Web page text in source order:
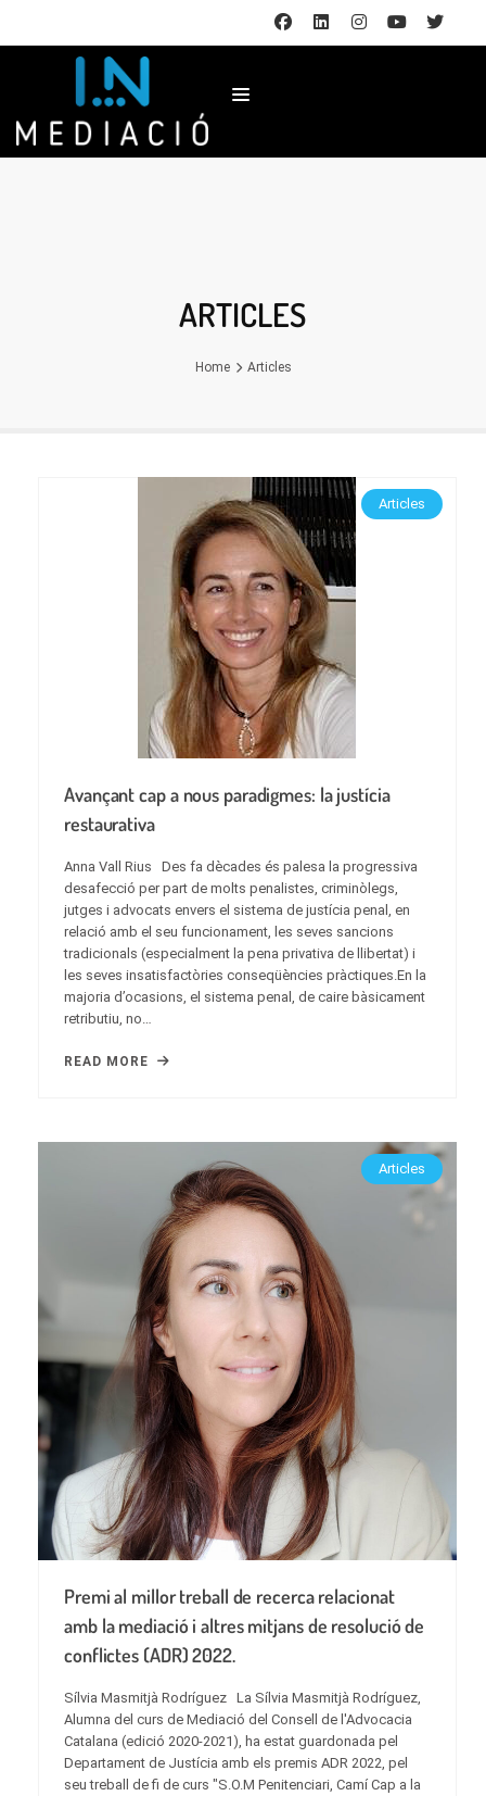
ARTICLES
Home Articles
Articles
Avançant cap a nous paradigmes: la justícia
restaurativa
Anna Vall Rius Des fa dècades és palesa la progressiva
desafecció per part de molts penalistes, criminòlegs,
jutges i advocats envers el sistema de justícia penal, en
relació amb el seu funcionament, les seves sancions
tradicionals (especialment la pena privativa de llibertat) i
les seves insatisfactòries conseqüències pràctiques.En la
majoria d’ocasions, el sistema penal, de caire bàsicament
retributiu, no…
READ MORE
Articles
Premi al millor treball de recerca relacionat
amb la mediació i altres mitjans de resolució de
conflictes (ADR) 2022.
Sílvia Masmitjà Rodríguez La Sílvia Masmitjà Rodríguez,
Alumna del curs de Mediació del Consell de l'Advocacia
Catalana (edició 2020-2021), ha estat guardonada pel
Departament de Justícia amb els premis ADR 2022, pel
seu treball de fi de curs "S.O.M Penitenciari, Camí Cap a la